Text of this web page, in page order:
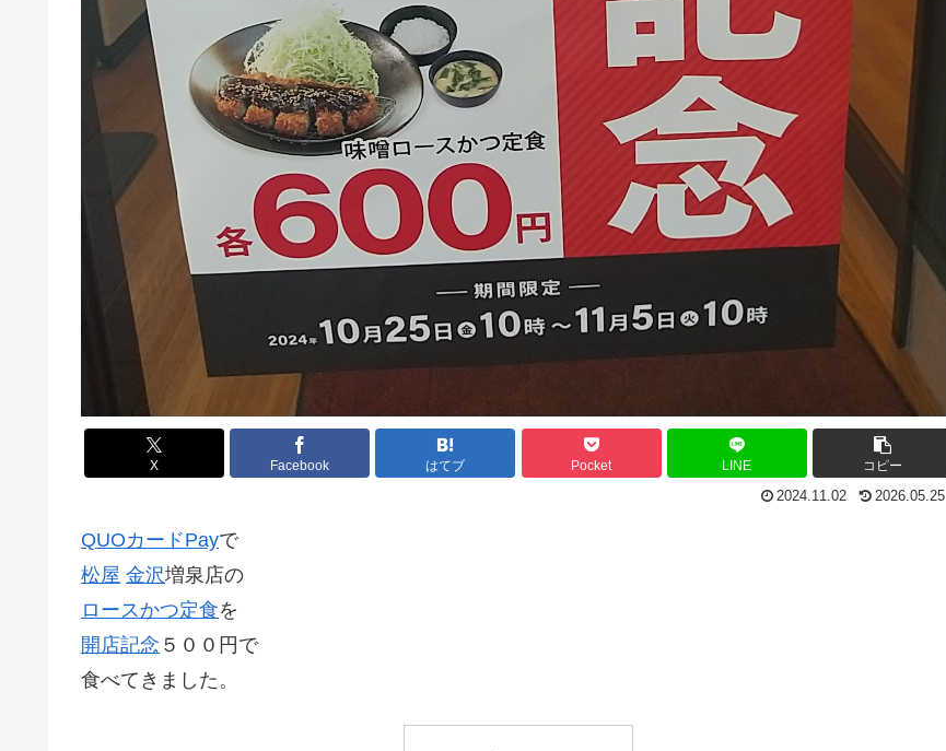
X Facebook はてブ Pocket LINE コピー
2024.11.02 2026.05.25
QUOカードPayで
松屋 金沢増泉店の
ロースかつ定食を
開店記念 ５００円で
食べてきました。